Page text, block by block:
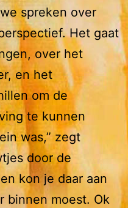
spreken over
Het gaat
over het
en het
om de
te kunnen
was,” zegt
door de
kon je daar aan
binnen moest. Ok